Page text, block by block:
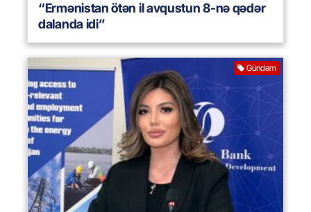
“Ermənistan ötən il avqustun 8-nə qədər
dalanda idi”
Gündəm